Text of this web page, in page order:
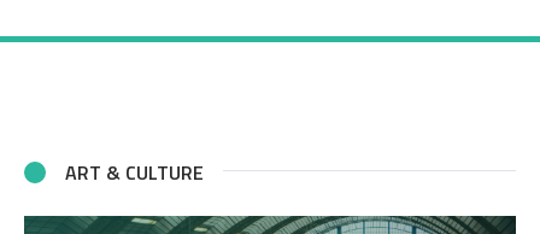
ART & CULTURE